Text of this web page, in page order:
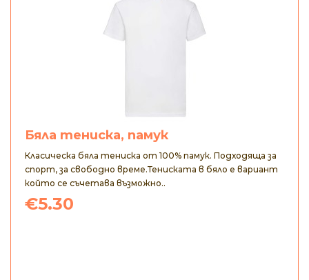
Бяла тениска, памук
Класическа бяла тениска от 100% памук. Подходяща за
спорт, за свободно време.Тениската в бяло е вариант
който се съчетава възможно..
€5.30